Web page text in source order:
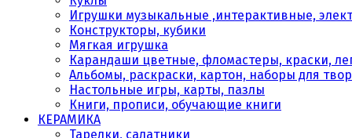
Игрушки музыкальные ,интерактивные,
Конструкторы, кубики
Мягкая игрушка
Карандаши цветные, фломастеры, краски,
Альбомы, раскраски, картон, наборы для
Настольные игры, карты, пазлы
Книги, прописи, обучающие книги
КЕРАМИКА
Тарелки, салатники